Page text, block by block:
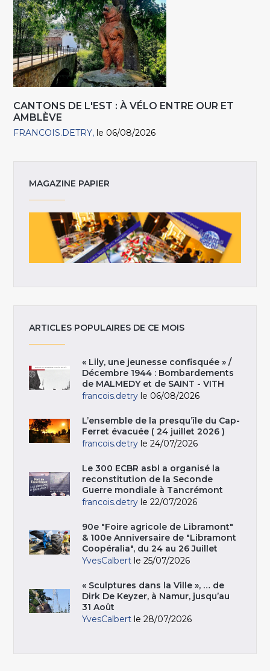
CANTONS DE L'EST : À VÉLO ENTRE OUR ET
AMBLÈVE
FRANCOIS.DETRY le 06/08/2026
MAGAZINE PAPIER
ARTICLES POPULAIRES DE CE MOIS
« Lily, une jeunesse confisquée » /
Décembre 1944 : Bombardements
de MALMEDY et de SAINT - VITH
francois.detry le 06/08/2026
L’ensemble de la presqu’île du Cap-
Ferret évacuée ( 24 juillet 2026 )
francois.detry le 24/07/2026
Le 300 ECBR asbl a organisé la
reconstitution de la Seconde
Guerre mondiale à Tancrémont
francois.detry le 22/07/2026
90e "Foire agricole de Libramont"
& 100e Anniversaire de "Libramont
Coopéralia", du 24 au 26 Juillet
YvesCalbert le 25/07/2026
« Sculptures dans la Ville », … de
Dirk De Keyzer, à Namur, jusqu’au
31 Août
YvesCalbert le 28/07/2026